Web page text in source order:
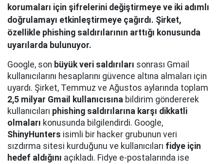
korumaları için şifrelerini değiştirmeye ve iki adımlı
doğrulamayı etkinleştirmeye çağırdı. Şirket,
özellikle phishing saldırılarının arttığı konusunda
uyarılarda bulunuyor.
Google, son büyük veri saldırıları sonrası Gmail
kullanıcılarını hesaplarını güvence altına almaları için
uyardı. Şirket, Temmuz ve Ağustos aylarında toplam
2,5 milyar Gmail kullanıcısına bildirim göndererek
kullanıcıları phishing saldırılarına karşı dikkatli
olmaları konusunda bilgilendirdi. Google,
ShinyHunters isimli bir hacker grubunun veri
sızdırma sitesi kurduğunu ve kullanıcıları fidye için
hedef aldığını açıkladı. Fidye e-postalarında ise